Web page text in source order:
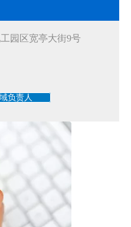
园区宽亭大街9号
负责人